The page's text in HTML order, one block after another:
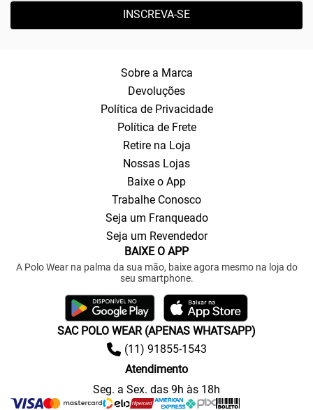
INSCREVA-SE
Sobre a Marca
Devoluções
Política de Privacidade
Política de Frete
Retire na Loja
Nossas Lojas
Baixe o App
Trabalhe Conosco
Seja um Franqueado
Seja um Revendedor
BAIXE O APP
A Polo Wear na palma da sua mão, baixe agora mesmo na loja do
seu smartphone.
SAC POLO WEAR (APENAS WHATSAPP)
(11) 91855-1543
Atendimento
Seg. a Sex. das 9h às 18h